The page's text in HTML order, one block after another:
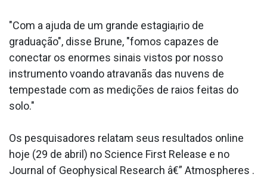
"Com a ajuda de um grande estagia¡rio de
graduação", disse Brune, "fomos capazes de
conectar os enormes sinais vistos por nosso
instrumento voando atravanãs das nuvens de
tempestade com as medições de raios feitas do
solo."
Os pesquisadores relatam seus resultados online
hoje (29 de abril) no Science First Release e no
Journal of Geophysical Research â€” Atmospheres .